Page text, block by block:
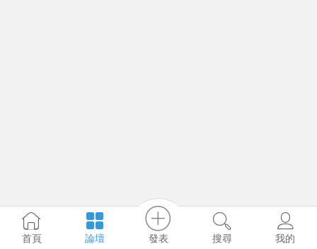
首頁 論壇 發表 搜尋 我的